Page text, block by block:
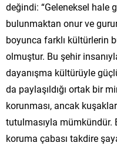
değindi: “Geleneksel hale
bulunmaktan onur ve
boyunca farklı kültürlerin
olmuştur. Bu şehir
dayanışma kültürüyle
da paylaşıldığı ortak bir
korunması, ancak
tutulmasıyla mümkündür.
koruma çabası takdire